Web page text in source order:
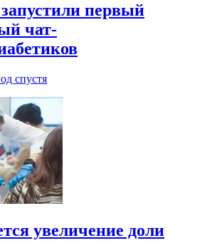
первый
чат-
спустя
увеличение доли